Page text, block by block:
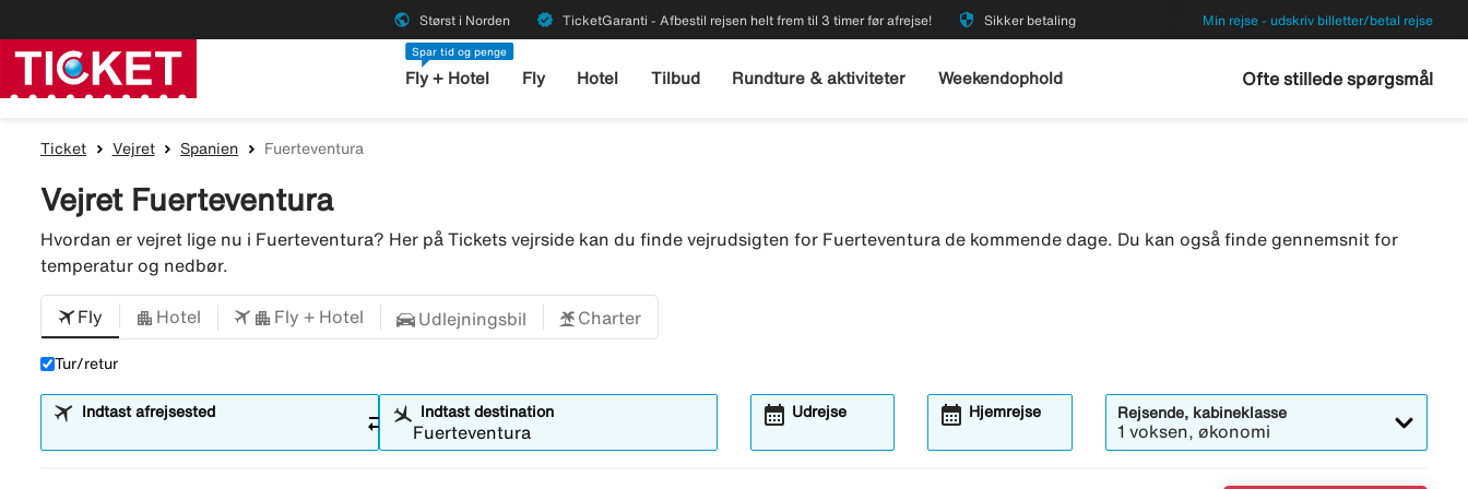
public Størst i Norden verified TicketGaranti - Afbestil rejsen helt frem til 3 timer før afrejse! security Sikker betaling Min rejse - udskriv billetter/betal rejse
Spar tid og penge
Fly + Hotel Fly Hotel Tilbud Rundture & aktiviteter Weekendophold Ofte stillede spørgsmål
Ticket Vejret Spanien Fuerteventura
Vejret Fuerteventura
Hvordan er vejret lige nu i Fuerteventura? Her på Tickets vejrside kan du finde vejrudsigten for Fuerteventura de kommende dage. Du kan også finde gennemsnit for
temperatur og nedbør.
Fly Hotel Fly + Hotel Udlejningsbil Charter
Tur/retur
Indtast afrejsested sync_alt Indtast destination Udrejse
calendar_month Hjemrejse
calendar_month Rejsende, kabineklasse
1 voksen, økonomi